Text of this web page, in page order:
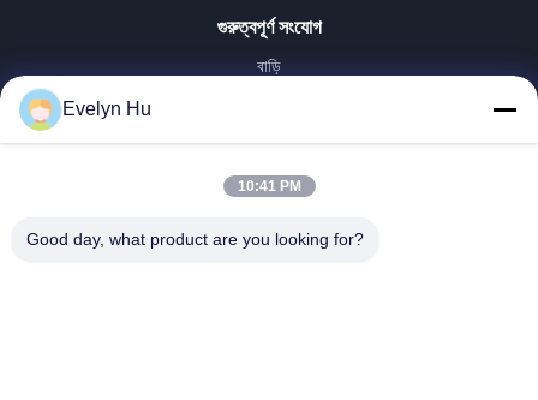
গুরুত্বপূর্ণ সংযোগ
বাড়ি
কারখানা ভ্রমণ
Evelyn Hu
10:41 PM
Good day, what product are you looking for?